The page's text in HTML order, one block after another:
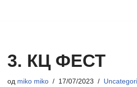
3. КЦ ФЕСТ
од miko miko 17/07/2023